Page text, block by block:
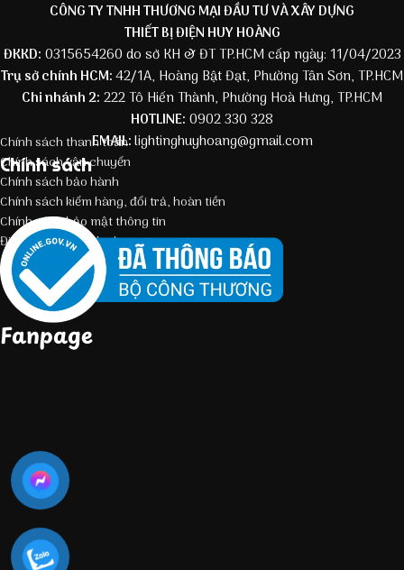
CÔNG TY TNHH THƯƠNG MẠI ĐẦU TƯ VÀ XÂY DỰNG
THIẾT BỊ ĐIỆN HUY HOÀNG
ĐKKD: 0315654260 do sở KH & ĐT TP.HCM cấp ngày: 11/04/2023
Trụ sở chính HCM:42/1A, Hoàng Bật Đạt, Phường Tân Sơn, TP.HCM
Chi nhánh 2: 222 Tô Hiến Thành, Phường Hoà Hưng, TP.HCM
HOTLINE: 0902 330 328
EMAIL:lightinghuyhoang@gmail.com
Chính sách
Chính sách thanh toán
Chính sách vận chuyển
Chính sách bảo hành
Chính sách kiểm hàng, đổi trả, hoàn tiền
Chính sách bảo mật thông tin
Điều kiện giao dịch chung
Fanpage